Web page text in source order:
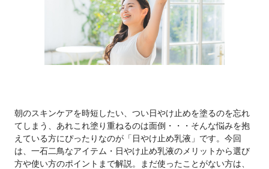
朝のスキンケアを時短したい、つい日やけ止めを塗るのを忘れ
てしまう、あれこれ塗り重ねるのは面倒・・・そんな悩みを抱
えている方にぴったりなのが「日やけ止め乳液」です。今回
は、一石二鳥なアイテム・日やけ止め乳液のメリットから選び
方や使い方のポイントまで解説。まだ使ったことがない方は、